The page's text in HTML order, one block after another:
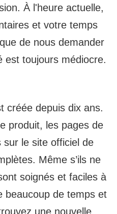
À l'heure actuelle,
et votre temps
de nous demander
est toujours médiocre.
créée depuis dix ans.
produit, les pages de
sur le site officiel de
Même s’ils ne
soignés et faciles à
beaucoup de temps et
une nouvelle